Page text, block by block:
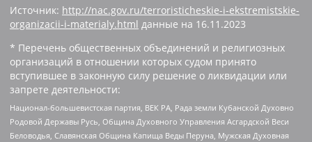
Источник: http://nac.gov.ru/terroristicheskie-i-ekstremistskie-
organizacii-i-materialy.html данные на 16.11.2023
* Перечень общественных объединений и религиозных
организаций в отношении которых судом принято
вступившее в законную силу решение о ликвидации или
запрете деятельности:
Национал-большевистская партия, ВЕК РА, Рада земли Кубанской Духовно
Родовой Державы Русь, Община Духовного Управления Асгардской Веси
Беловодья, Славянская Община Капища Веды Перуна, Мужская Духовная